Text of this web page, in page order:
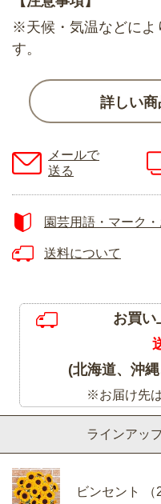
ラインア
ビンセント
※天候・気温などによ
す。
詳しい
メールで
送る
園芸用語・マーク
送料について
お買い
(北海道、沖
※お届け先